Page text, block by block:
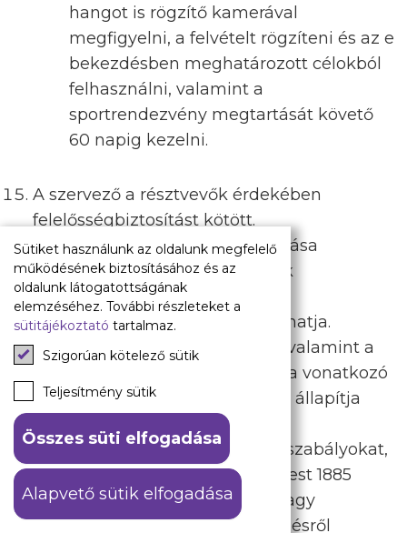
hangot is rögzítő kamerával
megfigyelni, a felvételt rögzíteni és az e
bekezdésben meghatározott célokból
felhasználni, valamint a
sportrendezvény megtartását követő
60 napig kezelni.
A szervező a résztvevők érdekében
felelősségbiztosítást kötött.
A résztvevők biztonságos távozása
érdekében a rendőrség a nézők
meghatározott csoportját a
sportlétesítményben visszatarthatja.
A sportrendezvény és a nézők, valamint a
további résztvevők biztonságára vonatkozó
részletes előírásokat jogszabály állapítja
Azon néző, aki a vonatkozó jogszabályokat,
a pályarendszabályokat, az Újpest 1885
Futball Kft. érdekeit közvetve vagy
közvetlenül megsérti, a mérkőzésről
Sütiket használunk az oldalunk megfelelő
működésének biztosításához és az
oldalunk látogatottságának
elemzéséhez. További részleteket a
sütitájékoztató tartalmaz.
Szigorúan kötelező sütik
Teljesítmény sütik
Összes süti elfogadása
Alapvető sütik elfogadása